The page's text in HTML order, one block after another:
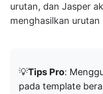
urutan, dan Jasper
menghasilkan urutan
💡Tips Pro:
pada template